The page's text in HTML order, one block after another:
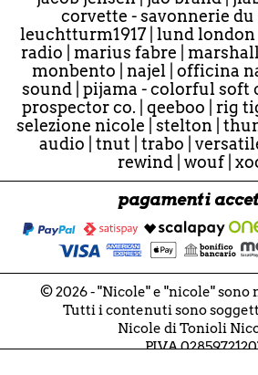
corvette - savonnerie
leuchtturm1917| lund london
radio
marius fabre marshall
monbento
najel officina
sound pijama - colorful soft
prospector co.
qeeboo rig
selezione nicole
stelton
audio
tnut trabo
rewind wouf|
pagamenti
© 2026 - "Nicole" e "nicole"
Tutti i contenuti sono
Nicole di Tonioli
P.IVA